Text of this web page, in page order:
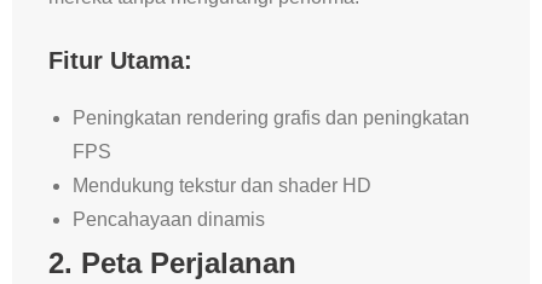
Fitur Utama:
Peningkatan rendering grafis dan peningkatan
FPS
Mendukung tekstur dan shader HD
Pencahayaan dinamis
2. Peta Perjalanan